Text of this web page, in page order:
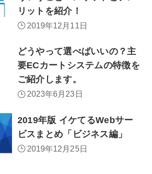
リットを紹介！
2019年12月11日
どうやって選べばいいの？主
要ECカートシステムの特徴を
ご紹介します。
2023年6月23日
2019年版 イケてるWebサー
ビスまとめ「ビジネス編」
2019年12月25日